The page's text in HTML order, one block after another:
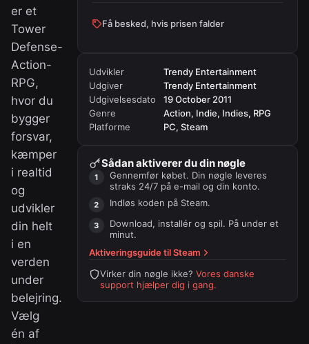
er et
Tower
Defense-
Action-
RPG,
hvor du
bygger
forsvar,
kæmper
i realtid
og
udvikler
din helt
i en
verden
under
belejring.
Vælg
én af
Få besked, hvis prisen falder
Udvikler
Trendy Entertainment
Udgiver
Trendy Entertainment
Udgivelsesdato
19 October 2011
Genre
Action, Indie, Indies, RPG
Platforme
PC, Steam
Sådan aktiverer du din nøgle
Gennemfør købet. Din nøgle leveres
straks 24/7 på e-mail og din konto.
Indløs koden på Steam.
Download, installér og spil. På under et
minut.
Aktiveringsguide tilSteam
Virker din nøgle ikke? Vores danske
support hjælper dig i gang.